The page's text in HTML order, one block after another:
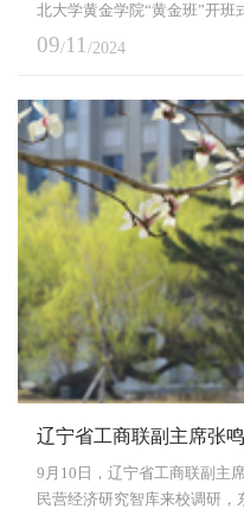
北大学黄金学院“黄金班”开班
总经理姜良友，东北大学副校
集团联合培养研究生、东北大
参加开班式。王强指出，东北
09/11 /2024
辽宁省工商联副主席张
9月10日，辽宁省工商联副主
民营经济研究智库来校调研